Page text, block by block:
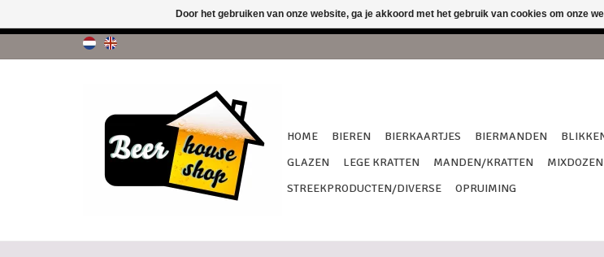
HOME BIEREN BIERKAARTJES BIERMANDEN
GLAZEN
LEGE KRATTEN MANDEN/KRATTEN MIXDOZEN
STREEKPRODUCTEN/DIVERSE
OPRUIMING
Door het gebruiken van onze website, ga je akkoord met het gebruik van cookies om onze
!!! Geen verzendingen van 18/7 tem 27/7 !!!